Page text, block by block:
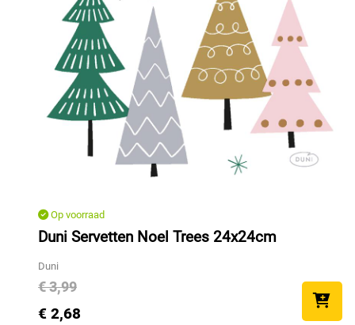
Op voorraad
Duni Servetten Noel Trees 24x24cm
Duni
€ 3,99
€ 2,68